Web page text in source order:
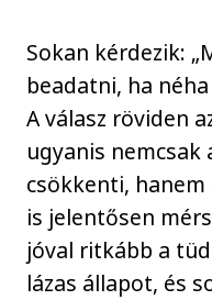
Sokan kérdezik:
beadatni, ha
A válasz röviden
ugyanis nemcsak
csökkenti,
is jelentősen
jóval ritkább a
lázas állapot, és